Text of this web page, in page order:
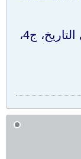
[4] عز الدين ابن الأثير: الكامل في التاريخ، ج4،